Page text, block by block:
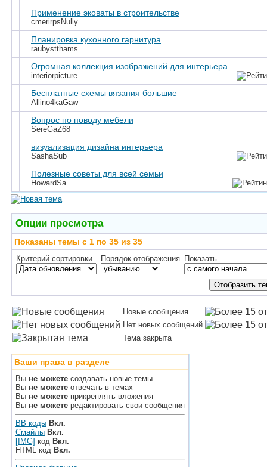
Применение эковаты в строительстве
cmerirpsNully
Планировка кухонного гарнитура
raubystthams
Огромная коллекция изображений для интерьера
interiorpicture
Бесплатные схемы вязания большие
Allino4kaGaw
Вопрос по поводу мебели
SereGaZ68
визуализация дизайна интерьера
SashaSub
Полезные советы для всей семьи
HowardSa
Опции просмотра
Показаны темы с 1 по 35 из 35
Критерий сортировки Порядок отображения Показать
Новые сообщения
Нет новых сообщений
Тема закрыта
Ваши права в разделе
Вы не можете создавать новые темы
Вы не можете отвечать в темах
Вы не можете прикреплять вложения
Вы не можете редактировать свои сообщения
BB коды Вкл.
Смайлы Вкл.
[IMG] код Вкл.
HTML код Вкл.